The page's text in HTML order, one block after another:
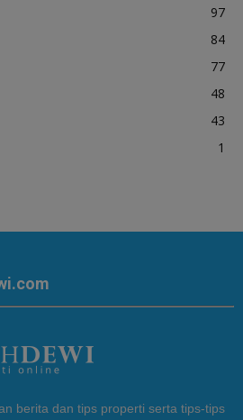
97
84
77
48
43
1
berita dan tips properti serta tips-tips